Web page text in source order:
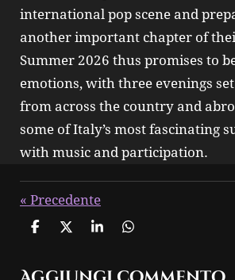
international pop scene and
another important chapter of
Summer 2026 thus promises to
emotions, with three evenings
from across the country and
some of Italy’s most fascinating
with music and participation.
« Precedente
C
d
C
d
C
d
C
d